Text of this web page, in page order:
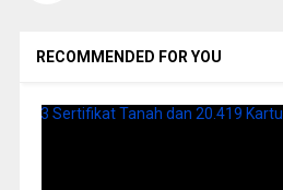
RECOMMENDED FOR YOU